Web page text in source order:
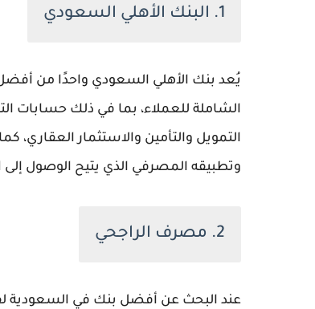
1. البنك الأهلي السعودي
يُعد بنك الأهلي السعودي واحدًا من
الشاملة للعملاء، بما في ذلك حسابات
التمويل والتأمين والاستثمار العقاري،
وتطبيقه المصرفي الذي يتيح الوصول
2. مصرف الراجحي
عند البحث عن أفضل بنك في السعودية